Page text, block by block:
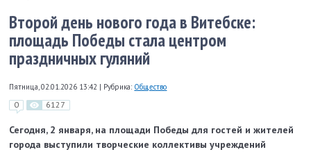
Второй день нового года в Витебске:
площадь Победы стала центром
праздничных гуляний
Пятница, 02.01.2026 13:42 | Рубрика: Общество
0 6127
Сегодня, 2 января, на площади Победы для гостей и жителей
города выступили творческие коллективы учреждений